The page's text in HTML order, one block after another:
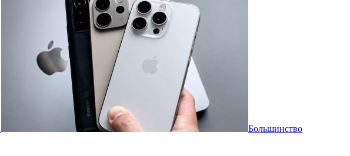
Большинство